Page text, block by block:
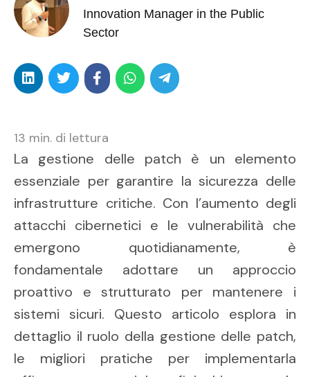
Innovation Manager in the Public
Sector
13 min. di lettura
La gestione delle patch è un elemento
essenziale per garantire la sicurezza delle
infrastrutture critiche. Con l’aumento degli
attacchi cibernetici e le vulnerabilità che
emergono quotidianamente, è
fondamentale adottare un approccio
proattivo e strutturato per mantenere i
sistemi sicuri. Questo articolo esplora in
dettaglio il ruolo della gestione delle patch,
le migliori pratiche per implementarla